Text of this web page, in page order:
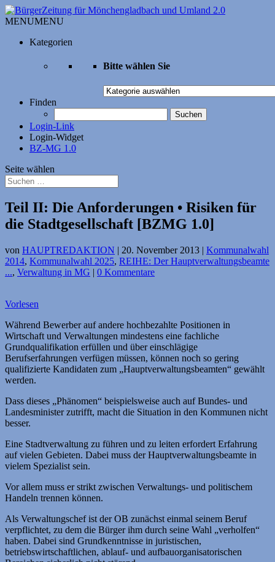
MENUMENU
Kategorien
Bitte wählen Sie
Bitte
Sie
Finden
nach:
Login-Link
Login-Widget
BZ-MG 1.0
Seite wählen
Teil II: Die Anforderungen • Risiken für
die Stadtgesellschaft [BZMG 1.0]
von HAUPTREDAKTION | 20. November 2013 | Kommunalwahl
2014, Kommunalwahl 2025, REIHE: Der Hauptverwaltungsbeamte
..., Verwaltung in MG | 0 Kommentare
Vorlesen
Während Bewerber auf andere hochbezahlte Positionen in
Wirtschaft und Verwaltungen mindestens eine fachliche
Grundqualifikation erfüllen und über einschlägige
Berufserfahrungen verfügen müssen, können noch so gering
qualifizierte Kandidaten zum „Hauptverwaltungs­beamten“ gewählt
werden.
Dass dieses „Phänomen“ beispielsweise auch auf Bundes- und
Landesminister zutrifft, macht die Situation in den Kommunen nicht
besser.
Eine Stadtverwaltung zu führen und zu leiten erfordert Erfahrung
auf vielen Gebieten. Dabei muss der Hauptverwaltungsbeamte in
vielem Spezialist sein.
Vor allem muss er strikt zwischen Verwaltungs- und politischem
Handeln trennen können.
Als Verwaltungschef ist der OB zunächst einmal seinem Beruf
verpflichtet, zu dem die Bürger ihm durch seine Wahl „verholfen“
haben. Dabei sind Grundkenntnisse in juristischen,
betriebswirtschaftlichen, ablauf- und aufbauorganisatorischen